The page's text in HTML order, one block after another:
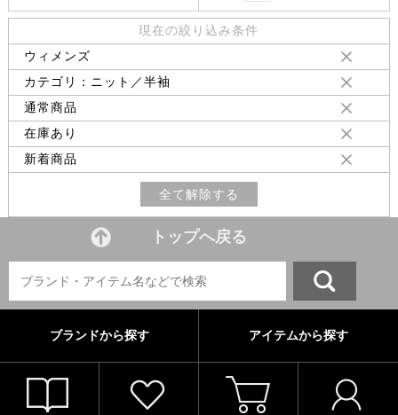
現在の絞り込み条件
ウィメンズ
カテゴリ：ニット／半袖
通常商品
在庫あり
新着商品
全て解除する
トップへ戻る
ブランドから探す アイテムから探す